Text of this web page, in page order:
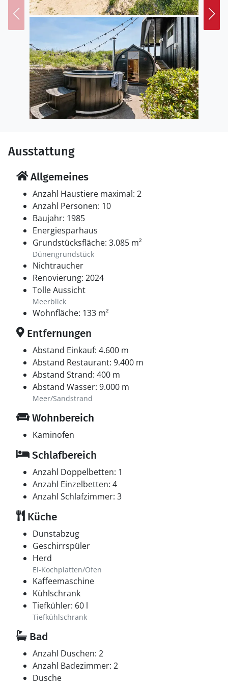
in der Dünenlandschaft.
Der nächstgelegene Sandstrand liegt nur einen kurzen
Spaziergang entfernt. Unternehmen Sie hier
erfrischende Badeausflüge und lange Spaziergänge.
Ausstattung
Allgemeines
Anzahl Haustiere maximal: 2
Anzahl Personen: 10
Baujahr: 1985
Energiesparhaus
Grundstücksfläche: 3.085 m²
Dünengrundstück
Nichtraucher
Renovierung: 2024
Tolle Aussicht
Meerblick
Wohnfläche: 133 m²
Entfernungen
Abstand Einkauf: 4.600 m
Abstand Restaurant: 9.400 m
Abstand Strand: 400 m
Abstand Wasser: 9.000 m
Meer/Sandstrand
Wohnbereich
Kaminofen
Schlafbereich
Anzahl Doppelbetten: 1
Anzahl Einzelbetten: 4
Anzahl Schlafzimmer: 3
Küche
Dunstabzug
Geschirrspüler
Herd
El-Kochplatten/Ofen
Kaffeemaschine
Kühlschrank
Tiefkühler: 60 l
Tiefkühlschrank
Bad
Anzahl Duschen: 2
Anzahl Badezimmer: 2
Dusche